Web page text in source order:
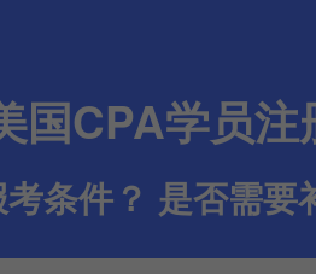
国CPA学员
条件？ 是否需